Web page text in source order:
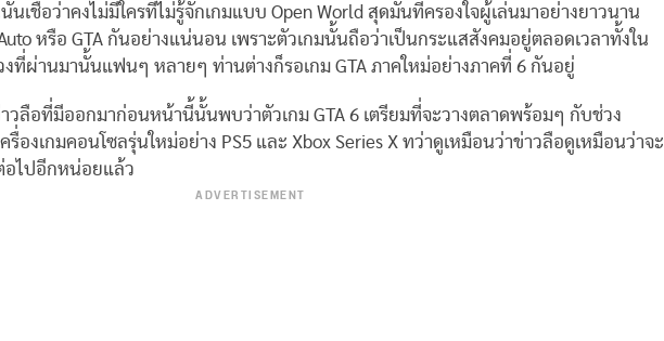
เชื่อว่าคงไม่มีใครที่ไม่รู้จักเกมแบบ Open World สุดมันที่ครองใจผู้เล่นมาอย่างยาวนาน
หรือ GTA กันอย่างแน่นอน เพราะตัวเกมนั้นถือว่าเป็นกระแสสังคมอยู่ตลอดเวลาทั้งใน
ที่ผ่านมานั้นแฟนๆ หลายๆ ท่านต่างก็รอเกม GTA ภาคใหม่อย่างภาคที่ 6 กันอยู่
วลือที่มีออกมาก่อนหน้านี้นั้นพบว่าตัวเกม GTA 6 เตรียมที่จะวางตลาดพร้อมๆ กับช่วง
รื่องเกมคอนโซลรุ่นใหม่อย่าง PS5 และ Xbox Series X ทว่าดูเหมือนว่าข่าวลือดูเหมือนว่าจะ
อไปอีกหน่อยแล้ว
ADVERTISEMENT